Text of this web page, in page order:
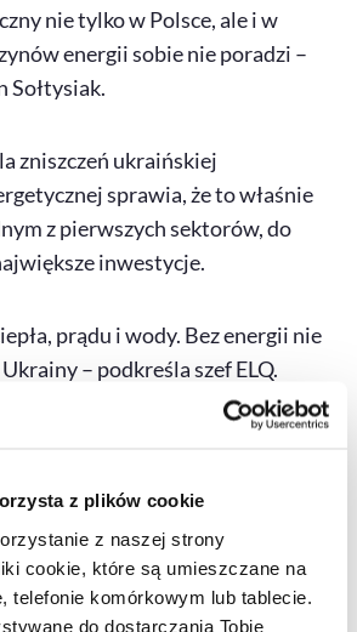
z plików cookie
z naszej strony
cookie, które są umieszczane na
telefonie komórkowym lub tablecie.
do dostarczania Tobie
nie tylko w Polsce, ale i w
energii sobie nie poradzi –
Sołtysiak.
zniszczeń ukraińskiej
sprawia, że to właśnie
z pierwszych sektorów, do
inwestycje.
prądu i wody. Bez energii nie
– podkreśla szef ELQ.
dotyczących korupcji.
z dwóch lat
nie potwierdza takich obaw.